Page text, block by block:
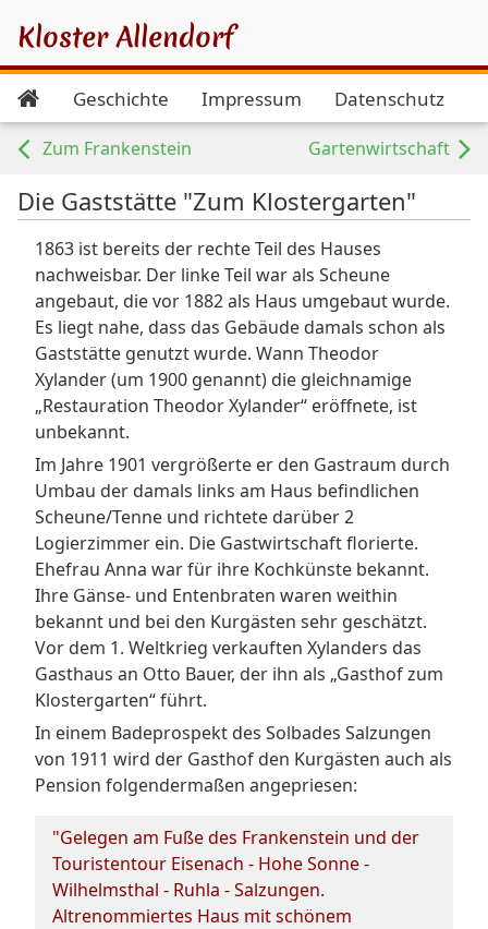
Kloster Allendorf
Geschichte Impressum Datenschutz
Zum Frankenstein Gartenwirtschaft
Die Gaststätte "Zum Klostergarten"
1863 ist bereits der rechte Teil des Hauses
nachweisbar. Der linke Teil war als Scheune
angebaut, die vor 1882 als Haus umgebaut wurde.
Es liegt nahe, dass das Gebäude damals schon als
Gaststätte genutzt wurde. Wann Theodor
Xylander (um 1900 genannt) die gleichnamige
„Restauration Theodor Xylander“ eröffnete, ist
unbekannt.
Im Jahre 1901 vergrößerte er den Gastraum durch
Umbau der damals links am Haus befindlichen
Scheune/Tenne und richtete darüber 2
Logierzimmer ein. Die Gastwirtschaft florierte.
Ehefrau Anna war für ihre Kochkünste bekannt.
Ihre Gänse- und Entenbraten waren weithin
bekannt und bei den Kurgästen sehr geschätzt.
Vor dem 1. Weltkrieg verkauften Xylanders das
Gasthaus an Otto Bauer, der ihn als „Gasthof zum
Klostergarten“ führt.
In einem Badeprospekt des Solbades Salzungen
von 1911 wird der Gasthof den Kurgästen auch als
Pension folgendermaßen angepriesen:
"Gelegen am Fuße des Frankenstein und der
Touristentour Eisenach - Hohe Sonne -
Wilhelmsthal - Ruhla - Salzungen.
Altrenommiertes Haus mit schönem